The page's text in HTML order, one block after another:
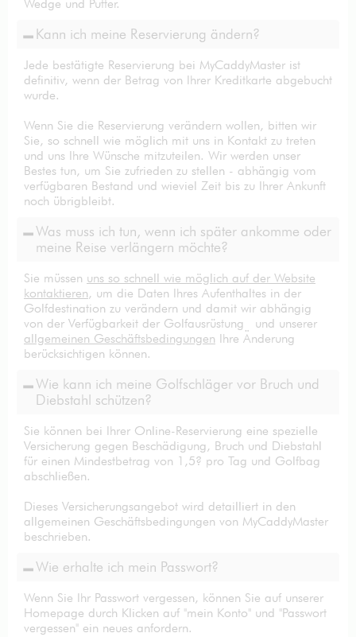
Wedge und Putter.
Kann ich meine Reservierung ändern?
Jede bestätigte Reservierung bei MyCaddyMaster ist
definitiv, wenn der Betrag von Ihrer Kreditkarte abgebucht
wurde.
Wenn Sie die Reservierung verändern wollen, bitten wir
Sie, so schnell wie möglich mit uns in Kontakt zu treten
und uns Ihre Wünsche mitzuteilen. Wir werden unser
Bestes tun, um Sie zufrieden zu stellen - abhängig vom
verfügbaren Bestand und wieviel Zeit bis zu Ihrer Ankunft
noch übrigbleibt.
Was muss ich tun, wenn ich später ankomme oder
meine Reise verlängern möchte?
Sie müssen uns so schnell wie möglich auf der Website
kontaktieren, um die Daten Ihres Aufenthaltes in der
Golfdestination zu verändern und damit wir abhängig
von der Verfügbarkeit der Golfausrüstung und unserer
allgemeinen Geschäftsbedingungen Ihre Änderung
berücksichtigen können.
Wie kann ich meine Golfschläger vor Bruch und
Diebstahl schützen?
Sie können bei Ihrer Online-Reservierung eine spezielle
Versicherung gegen Beschädigung, Bruch und Diebstahl
für einen Mindestbetrag von 1,5? pro Tag und Golfbag
abschließen.
Dieses Versicherungsangebot wird detailliert in den
allgemeinen Geschäftsbedingungen von MyCaddyMaster
beschrieben.
Wie erhalte ich mein Passwort?
Wenn Sie Ihr Passwort vergessen, können Sie auf unserer
Homepage durch Klicken auf "mein Konto" und "Passwort
vergessen" ein neues anfordern.